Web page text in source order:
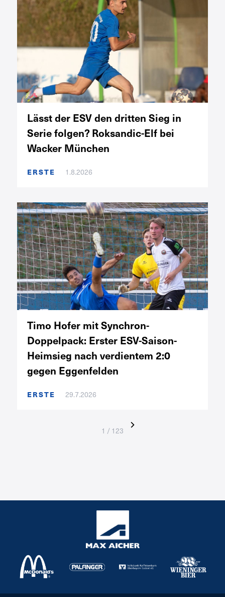
Lässt der ESV den dritten Sieg in
Serie folgen? Roksandic-Elf bei
Wacker München
ERSTE 1.8.2026
Timo Hofer mit Synchron-
Doppelpack: Erster ESV-Saison-
Heimsieg nach verdientem 2:0
gegen Eggenfelden
ERSTE 29.7.2026
1 / 123